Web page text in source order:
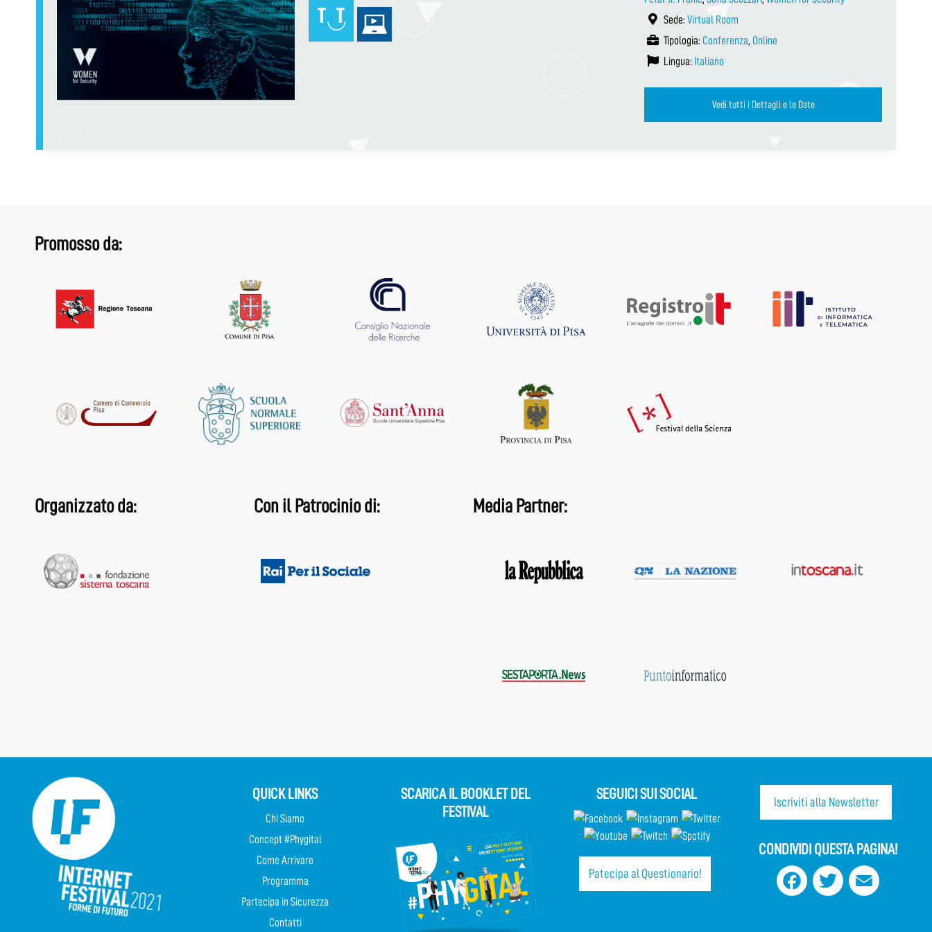
Sede: Virtual Room
Tipologia: Conferenza, Online
Lingua: Italiano
Vedi tutti i Dettagli e le Date
Promosso da:
Organizzato da: Con il Patrocinio di: Media Partner:
QUICK LINKS
Chi Siamo
Concept #Phygital
Come Arrivare
Programma
Partecipa in Sicurezza
Contatti
SCARICA IL BOOKLET DEL
FESTIVAL
SEGUICI SUI SOCIAL
Patecipa al Questionario!
Iscriviti alla Newsletter
CONDIVIDI QUESTA PAGINA!
FacebookTwitter Email